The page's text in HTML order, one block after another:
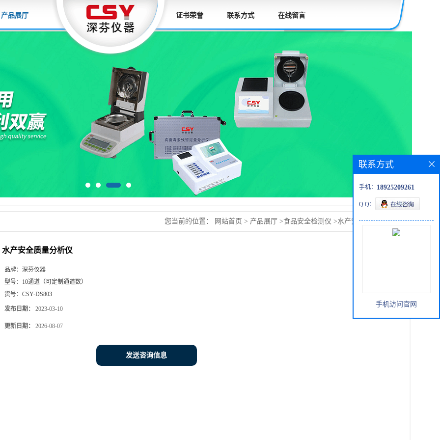
产品展厅 证书荣誉 联系方式 在线留言
您当前的位置： 网站首页 > 产品展厅 >食品安全检测仪 >水产安全质量分析仪
水产安全质量分析仪
品牌： 深芬仪器
型号： 10通道（可定制通道数）
货号： CSY-DS803
发布日期： 2023-03-10
更新日期： 2026-08-07
发送咨询信息
联系方式
手机： 18925209261
Q Q：
手机访问官网